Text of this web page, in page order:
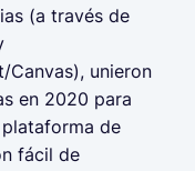
(a través de
Canvas), unieron
en 2020 para
de
fácil de